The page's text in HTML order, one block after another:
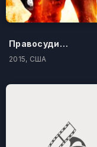
Правосудие по-американски
2015, США